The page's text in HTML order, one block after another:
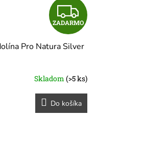
Z
A
D
A
R
M
ZADARMO
Pro Natura Silver
Skladom (>5 ks)
Do košíka